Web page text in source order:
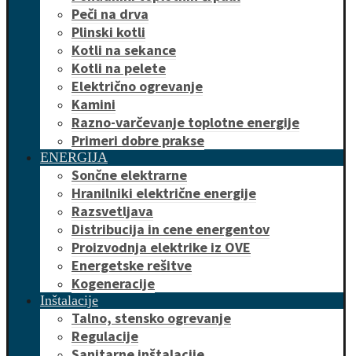
Peči na drva
Plinski kotli
Kotli na sekance
Kotli na pelete
Električno ogrevanje
Kamini
Razno-varčevanje toplotne energije
Primeri dobre prakse
ENERGIJA
Sončne elektrarne
Hranilniki električne energije
Razsvetljava
Distribucija in cene energentov
Proizvodnja elektrike iz OVE
Energetske rešitve
Kogeneracije
Inštalacije
Talno, stensko ogrevanje
Regulacije